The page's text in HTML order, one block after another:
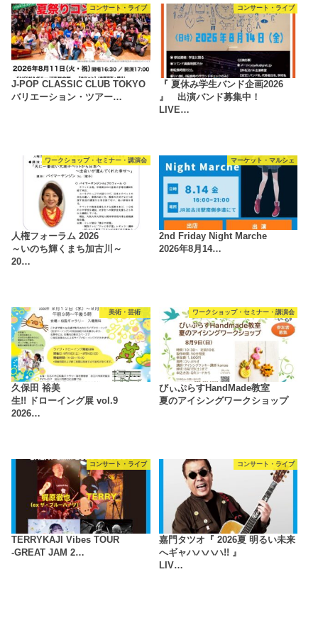
コンサート・ライブ
J-POP CLASSIC CLUB TOKYO
バリエーション・ツアー…
コンサート・ライブ
『 夏休み学生バンド企画2026
』 出演バンド募集中！
LIVE…
ワークショップ・セミナー・講演会
人権フォーラム 2026
～いのち輝くまち加古川～
20…
マーケット・マルシェ
2nd Friday Night Marche
2026年8月14…
美術・芸術
久保田 裕美
生!! ドローイング展 vol.9
2026…
ワークショップ・セミナー・講演会
びぃぷらすHandMade教室
夏のアイシングワークショップ
コンサート・ライブ
TERRYKAJI Vibes TOUR
-GREAT JAM 2…
コンサート・ライブ
嘉門タツオ『 2026夏 明るい未来
へギャハハハハ!! 』
LIV…